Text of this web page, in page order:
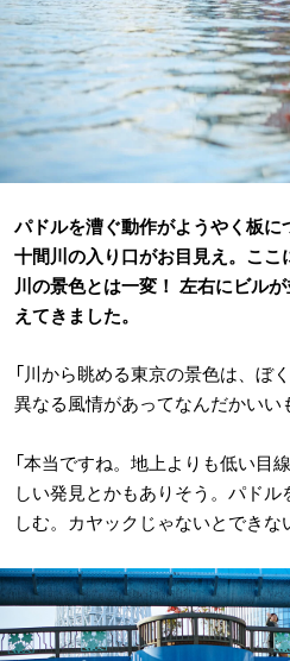
パドルを漕ぐ動作がようやく板
十間川の入り口がお目見え。こ
川の景色とは一変！ 左右にビル
えてきました。
「川から眺める東京の景色は、ぼ
異なる風情があってなんだかいいも
「本当ですね。地上よりも低い目
しい発見とかもありそう。パド
しむ。カヤックじゃないとできない